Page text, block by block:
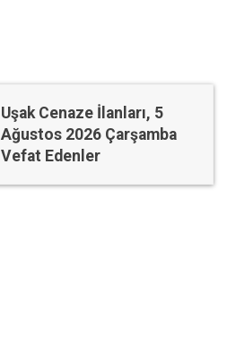
Uşak Cenaze İlanları, 5
Ağustos 2026 Çarşamba
Vefat Edenler